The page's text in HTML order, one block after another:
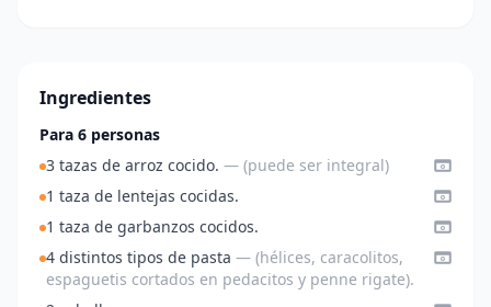
Ingredientes
Para 6 personas
3 tazas de arroz cocido. — (puede ser integral)
1 taza de lentejas cocidas.
1 taza de garbanzos cocidos.
4 distintos tipos de pasta — (hélices, caracolitos,
espaguetis cortados en pedacitos y penne rigate).